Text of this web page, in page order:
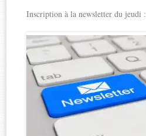
Inscription à la newsletter du jeudi :